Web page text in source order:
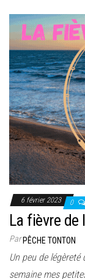
6 février 2023 0
La fièvre de
ParPÊCHE TONTON
Un peu de
semaine mes